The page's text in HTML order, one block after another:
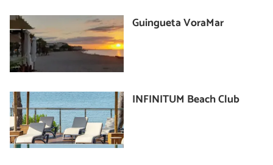
Guingueta VoraMar
INFINITUM Beach Club